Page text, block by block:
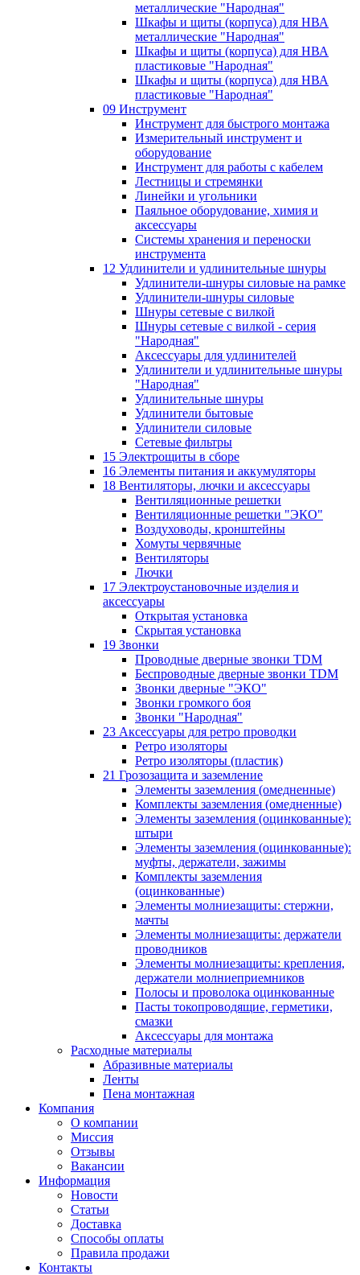
металлические "Народная"
Шкафы и щиты (корпуса) для НВА
металлические "Народная"
Шкафы и щиты (корпуса) для НВА
пластиковые "Народная"
Шкафы и щиты (корпуса) для НВА
пластиковые "Народная"
09 Инструмент
Инструмент для быстрого монтажа
Измерительный инструмент и
оборудование
Инструмент для работы с кабелем
Лестницы и стремянки
Линейки и угольники
Паяльное оборудование, химия и
аксессуары
Системы хранения и переноски
инструмента
12 Удлинители и удлинительные шнуры
Удлинители-шнуры силовые на рамке
Удлинители-шнуры силовые
Шнуры сетевые с вилкой
Шнуры сетевые с вилкой - серия
"Народная"
Аксессуары для удлинителей
Удлинители и удлинительные шнуры
"Народная"
Удлинительные шнуры
Удлинители бытовые
Удлинители силовые
Сетевые фильтры
15 Электрощиты в сборе
16 Элементы питания и аккумуляторы
18 Вентиляторы, лючки и аксессуары
Вентиляционные решетки
Вентиляционные решетки "ЭКО"
Воздуховоды, кронштейны
Хомуты червячные
Вентиляторы
Лючки
17 Электроустановочные изделия и
аксессуары
Открытая установка
Скрытая установка
19 Звонки
Проводные дверные звонки TDM
Беспроводные дверные звонки TDM
Звонки дверные "ЭКО"
Звонки громкого боя
Звонки "Народная"
23 Аксессуары для ретро проводки
Ретро изоляторы
Ретро изоляторы (пластик)
21 Грозозащита и заземление
Элементы заземления (омедненные)
Комплекты заземления (омедненные)
Элементы заземления (оцинкованные):
штыри
Элементы заземления (оцинкованные):
муфты, держатели, зажимы
Комплекты заземления
(оцинкованные)
Элементы молниезащиты: стержни,
мачты
Элементы молниезащиты: держатели
проводников
Элементы молниезащиты: крепления,
держатели молниеприемников
Полосы и проволока оцинкованные
Пасты токопроводящие, герметики,
смазки
Аксессуары для монтажа
Расходные материалы
Абразивные материалы
Ленты
Пена монтажная
Компания
О компании
Миссия
Отзывы
Вакансии
Информация
Новости
Статьи
Доставка
Способы оплаты
Правила продажи
Контакты